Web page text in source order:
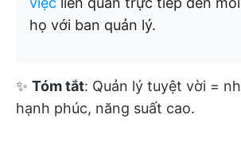
họ với ban quản lý.
✨ Tóm tắt: Quản lý tuyệt vời =
hạnh phúc, năng suất cao.